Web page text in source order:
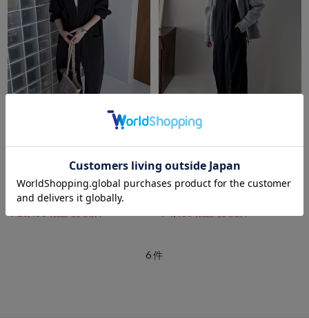
DOUX ARCHIVES
ZIPオールインワン
￥10,450 50％OFF
￥20,900
DOUX ARCHIVES
ベアトップサロペット
50％OFF
6件